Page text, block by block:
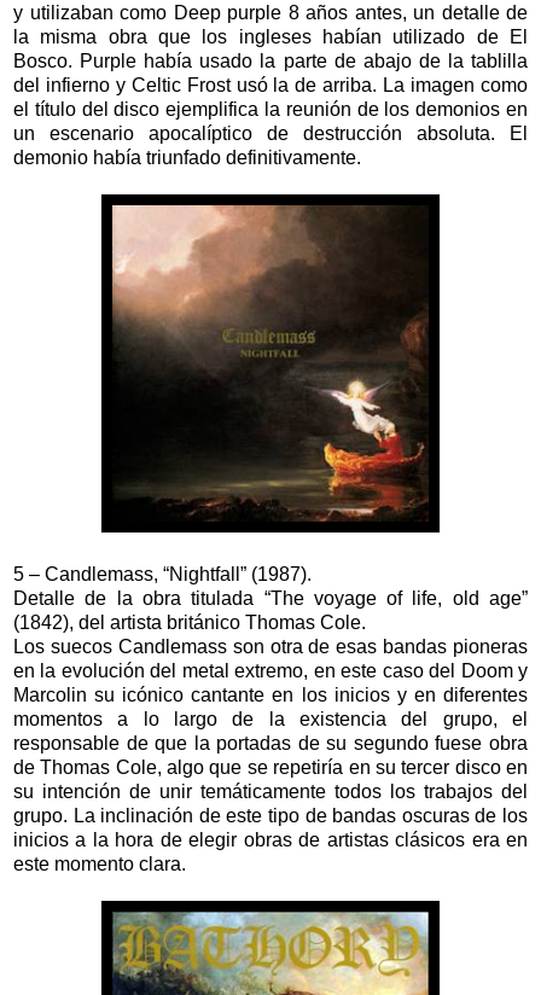
y utilizaban como Deep purple 8 años antes, un detalle de
la misma obra que los ingleses habían utilizado de El
Bosco. Purple había usado la parte de abajo de la tablilla
del infierno y Celtic Frost usó la de arriba. La imagen como
el título del disco ejemplifica la reunión de los demonios en
un escenario apocalíptico de destrucción absoluta. El
demonio había triunfado definitivamente.
5 – Candlemass, “Nightfall” (1987).
Detalle de la obra titulada “The voyage of life, old age”
(1842), del artista británico Thomas Cole.
Los suecos Candlemass son otra de esas bandas pioneras
en la evolución del metal extremo, en este caso del Doom y
Marcolin su icónico cantante en los inicios y en diferentes
momentos a lo largo de la existencia del grupo, el
responsable de que la portadas de su segundo fuese obra
de Thomas Cole, algo que se repetiría en su tercer disco en
su intención de unir temáticamente todos los trabajos del
grupo. La inclinación de este tipo de bandas oscuras de los
inicios a la hora de elegir obras de artistas clásicos era en
este momento clara.